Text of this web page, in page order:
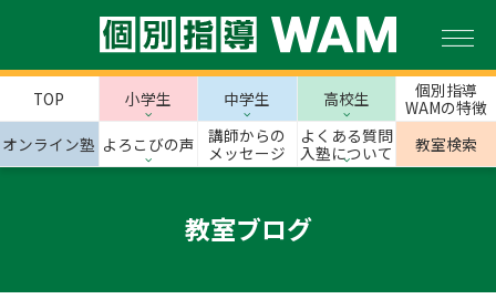
TOP 小学生 中学生 高校生
個別指導
WAMの特徴
オンライン塾 よろこびの声
講師からの
メッセージ
よくある質問
入塾について
教室検索
教室ブログ